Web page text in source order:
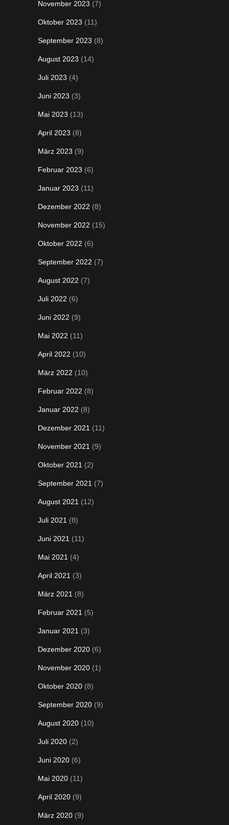
November 2023 (7)
Oktober 2023 (11)
September 2023 (8)
August 2023 (14)
Juli 2023 (4)
Juni 2023 (3)
Mai 2023 (13)
April 2023 (8)
März 2023 (9)
Februar 2023 (6)
Januar 2023 (11)
Dezember 2022 (8)
November 2022 (15)
Oktober 2022 (6)
September 2022 (7)
August 2022 (7)
Juli 2022 (6)
Juni 2022 (9)
Mai 2022 (11)
April 2022 (10)
März 2022 (10)
Februar 2022 (8)
Januar 2022 (8)
Dezember 2021 (11)
November 2021 (9)
Oktober 2021 (2)
September 2021 (7)
August 2021 (12)
Juli 2021 (8)
Juni 2021 (11)
Mai 2021 (4)
April 2021 (3)
März 2021 (8)
Februar 2021 (5)
Januar 2021 (3)
Dezember 2020 (6)
November 2020 (1)
Oktober 2020 (8)
September 2020 (9)
August 2020 (10)
Juli 2020 (2)
Juni 2020 (6)
Mai 2020 (11)
April 2020 (9)
März 2020 (9)